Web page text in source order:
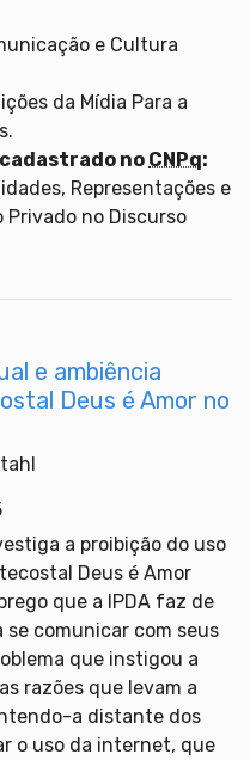
e Cultura
da Mídia Para a
cadastrado no CNPq:
Representações e
Privado no Discurso
e ambiência
Deus é Amor no
a proibição do uso
Deus é Amor
que a IPDA faz de
comunicar com seus
que instigou a
razões que levam a
a distante dos
o uso da internet, que